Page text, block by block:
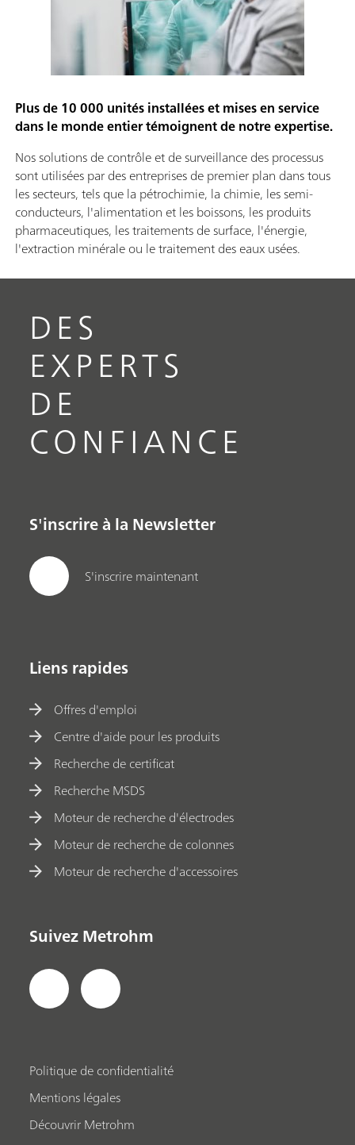
Plus de 10 000 unités installées et mises en service
dans le monde entier témoignent de notre expertise.
Nos solutions de contrôle et de surveillance des processus
sont utilisées par des entreprises de premier plan dans tous
les secteurs, tels que la pétrochimie, la chimie, les semi-
conducteurs, l'alimentation et les boissons, les produits
pharmaceutiques, les traitements de surface, l'énergie,
l'extraction minérale ou le traitement des eaux usées.
DES
EXPERTS
DE
CONFIANCE
S'inscrire à la Newsletter
S'inscrire maintenant
Liens rapides
Offres d'emploi
Centre d'aide pour les produits
Recherche de certificat
Recherche MSDS
Moteur de recherche d'électrodes
Moteur de recherche de colonnes
Moteur de recherche d'accessoires
Suivez Metrohm
Politique de confidentialité
Mentions légales
Découvrir Metrohm